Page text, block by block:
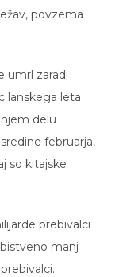
povzema
umrl zaradi
lanskega leta
delu
februarja,
so kitajske
prebivalci
manj